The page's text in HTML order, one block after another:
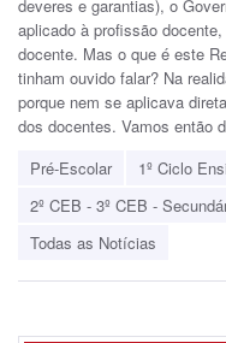
deveres e garantias), o
aplicado à profissão
docente. Mas o que é este
tinham ouvido falar? Na
porque nem se aplicava
dos docentes. Vamos então
Pré-Escolar
1º Ciclo
2º CEB - 3º CEB -
Todas as Notícias